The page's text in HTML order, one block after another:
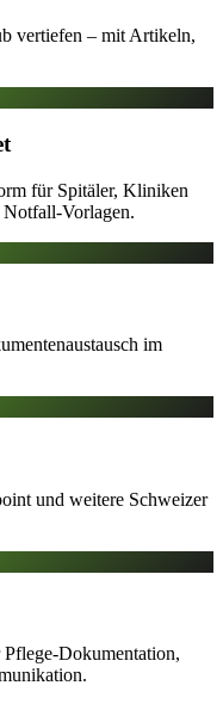
vertiefen – mit Artikeln,
für Spitäler, Kliniken
Vorlagen.
im
und weitere Schweizer
Dokumentation,